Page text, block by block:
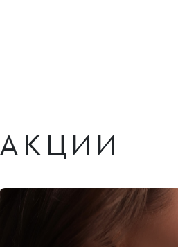
АКЦИИ